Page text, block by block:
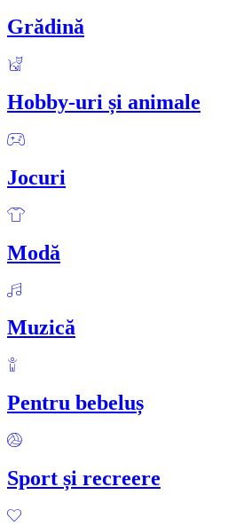
Grădină
Hobby-uri și animale
Jocuri
Modă
Muzică
Pentru bebeluș
Sport și recreere